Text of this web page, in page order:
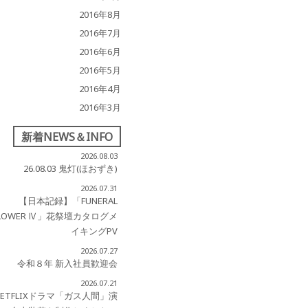
2016年8月
2016年7月
2016年6月
2016年5月
2016年4月
2016年3月
新着NEWS＆INFO
2026.08.03
26.08.03 鬼灯(ほおずき)
2026.07.31
【日本記録】「FUNERAL
Ⅳ」花祭壇カタログメ
イキングPV
2026.07.27
令和８年 新入社員歓迎会
2026.07.21
ドラマ「ガス人間」演